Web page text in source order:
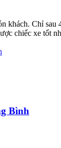
Chỉ
chiếc xe tốt
Bình